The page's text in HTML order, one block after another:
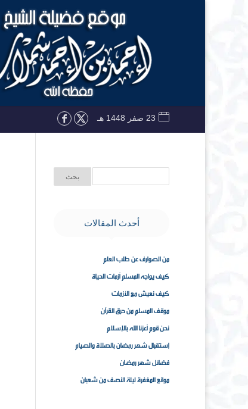
23 صفر 1448 هـ
أحدث المقالات
من الصوارف عن طلب العلم
كيف يواجه المسلم أزمات الحياة
كيف نعيش مع الأزمات
موقف المسلم من حرق القرآن
نحن قوم أعزنا الله بالإسلام
إستقبال شهر رمضان بالصلاة والصيام
فضائل شهر رمضان
موانع المغفرة ليلة النصف من شعبان